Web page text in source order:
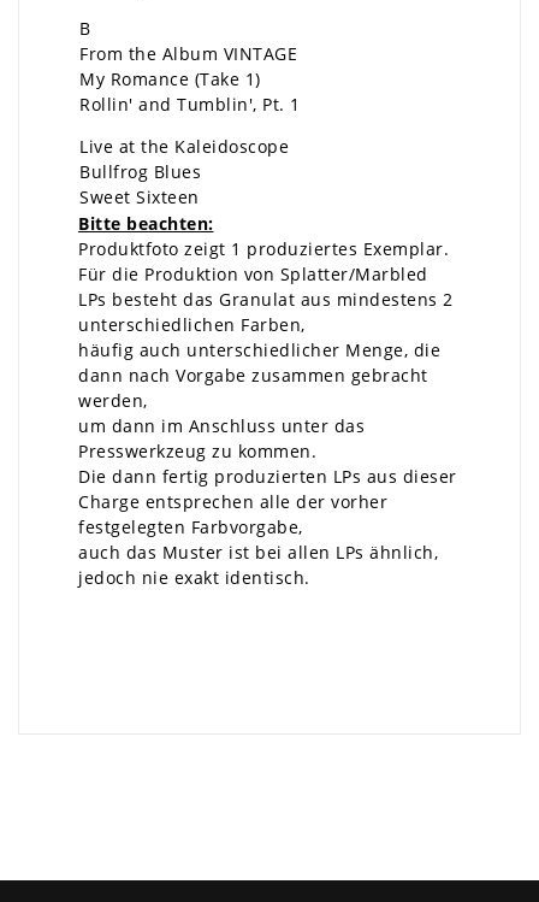
B
From the Album VINTAGE
My Romance (Take 1)
Rollin' and Tumblin', Pt. 1
Live at the Kaleidoscope
Bullfrog Blues
Sweet Sixteen
Bitte beachten:
Produktfoto zeigt 1 produziertes Exemplar.
Für die Produktion von Splatter/Marbled
LPs besteht das Granulat aus mindestens 2
unterschiedlichen Farben,
häufig auch unterschiedlicher Menge, die
dann nach Vorgabe zusammen gebracht
werden,
um dann im Anschluss unter das
Presswerkzeug zu kommen.
Die dann fertig produzierten LPs aus dieser
Charge entsprechen alle der vorher
festgelegten Farbvorgabe,
auch das Muster ist bei allen LPs ähnlich,
jedoch nie exakt identisch.